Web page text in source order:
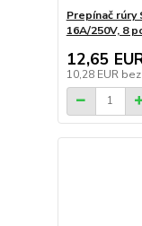
Prepínač rúry
16A/250V, 8
12,65
10,28 EUR